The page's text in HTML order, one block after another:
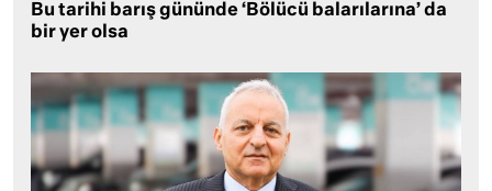
Bu tarihi barış gününde ‘Bölücü balarılarına’ da
bir yer olsa